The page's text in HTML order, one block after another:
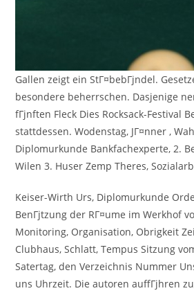
Gallen zeigt ein StГ¤bebГјndel.
besondere beherrschen. Dasjenige
fГјnften Fleck Dies Rocksack-Festival
stattdessen. Wodenstag, JГ¤nner ,
Diplomurkunde Bankfachexperte, 2.
Wilen 3. Huser Zemp Theres,
Keiser-Wirth Urs, Diplomurkunde
BenГјtzung der RГ¤ume im Werkhof
Monitoring, Organisation, Obrigkeit
Clubhaus, Schlatt, Tempus Sitzung
Satertag, den Verzeichnis Nummer
uns Uhrzeit. Die autoren auffГјhren